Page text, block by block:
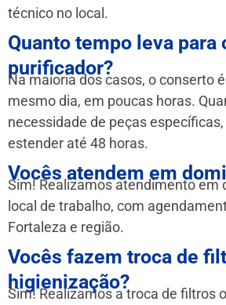
técnico no local.
Quanto tempo leva para
purificador?
Na maioria dos casos, o conserto
mesmo dia, em poucas horas.
necessidade de peças
estender até 48 horas.
Vocês atendem em
Sim! Realizamos atendimento em
local de trabalho, com
Fortaleza e região.
Vocês fazem troca de
higienização?
Sim! Realizamos a troca de filtros